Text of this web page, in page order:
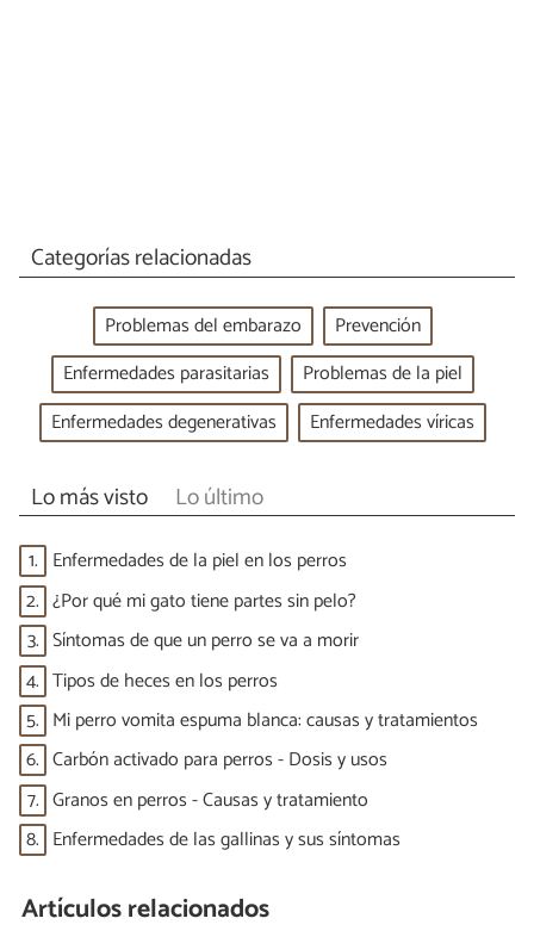
Categorías relacionadas
Problemas del embarazo
Prevención
Enfermedades parasitarias
Problemas de la piel
Enfermedades degenerativas
Enfermedades víricas
Lo más visto Lo último
1. Enfermedades de la piel en los perros
2. ¿Por qué mi gato tiene partes sin pelo?
3. Síntomas de que un perro se va a morir
4. Tipos de heces en los perros
5. Mi perro vomita espuma blanca: causas y tratamientos
6. Carbón activado para perros - Dosis y usos
7. Granos en perros - Causas y tratamiento
8. Enfermedades de las gallinas y sus síntomas
Artículos relacionados